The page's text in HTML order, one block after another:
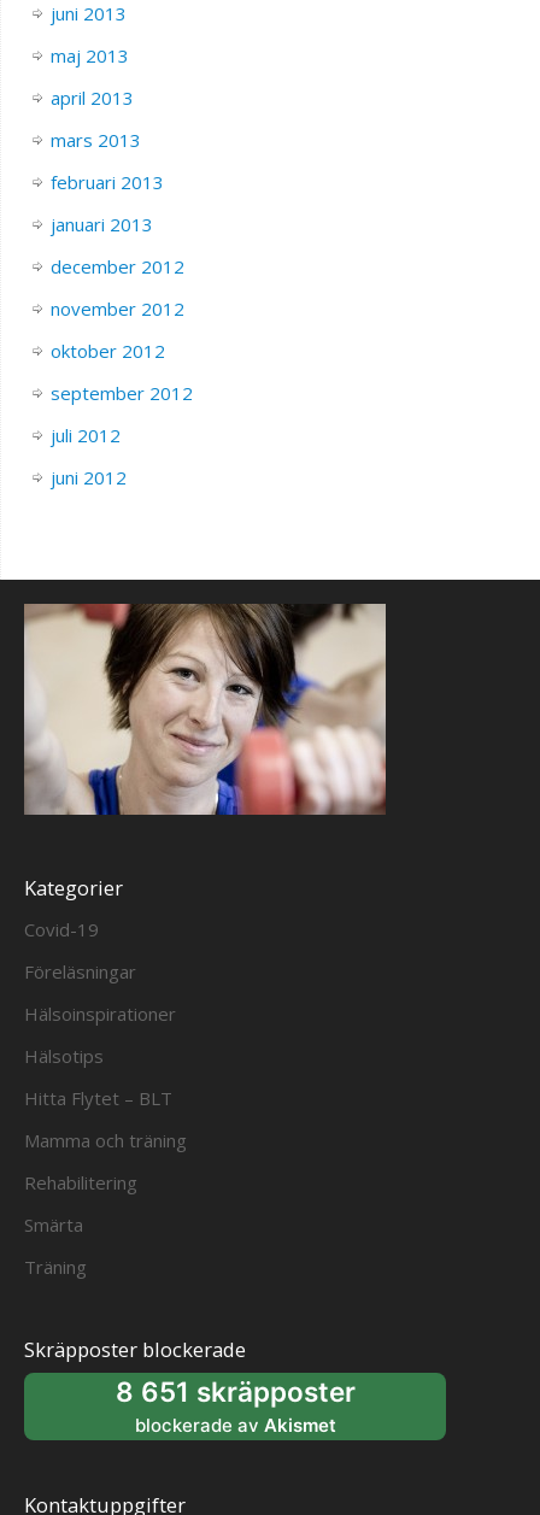
juni 2013
maj 2013
april 2013
mars 2013
februari 2013
januari 2013
december 2012
november 2012
oktober 2012
september 2012
juli 2012
juni 2012
Kategorier
Covid-19
Föreläsningar
Hälsoinspirationer
Hälsotips
Hitta Flytet – BLT
Mamma och träning
Rehabilitering
Smärta
Träning
Skräpposter blockerade
8 651 skräpposter
blockerade av Akismet
Kontaktuppgifter